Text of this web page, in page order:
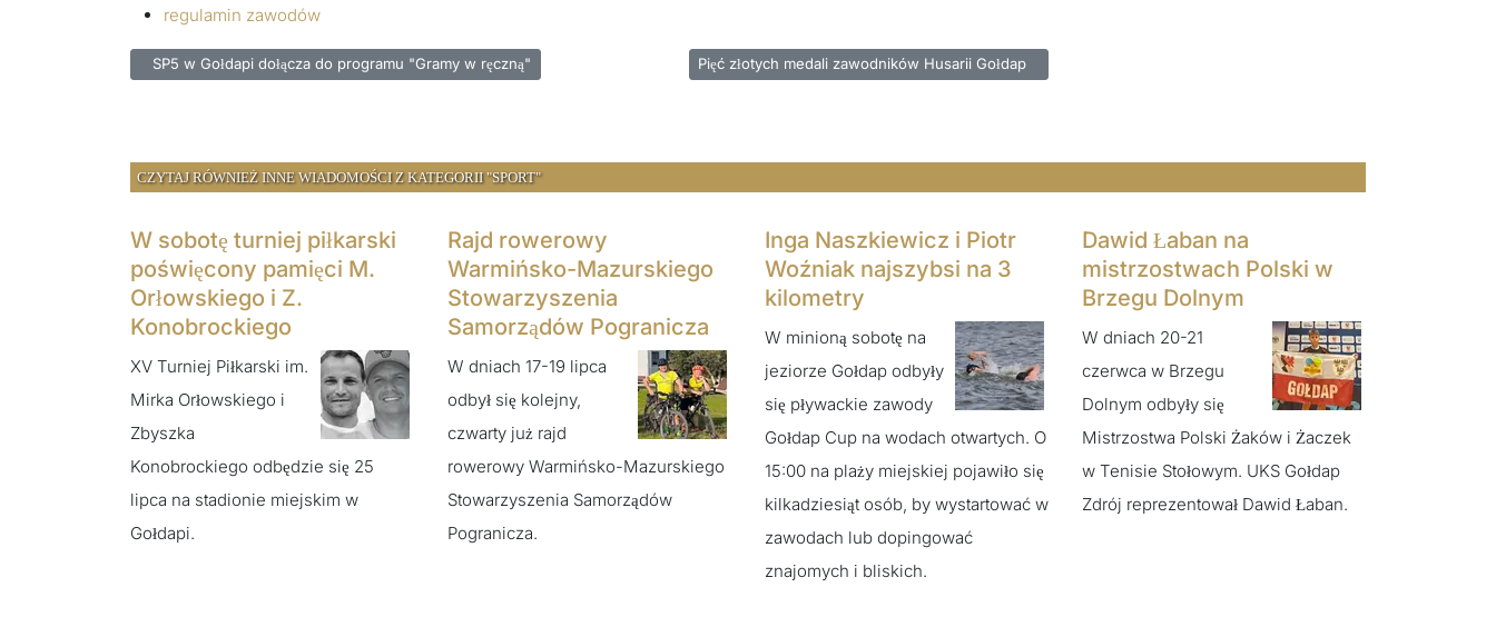
regulamin zawodów
Poprzednia strona: SP5 w Gołdapi dołącza do programu "Gramy w ręczną"
SP5 w Gołdapi dołącza do programu "Gramy w ręczną" Następna strona: Pięć złotych medali zawodników Husarii Gołdap
Pięć złotych medali zawodników Husarii Gołdap
CZYTAJ RÓWNIEŻ INNE WIADOMOŚCI Z KATEGORII "SPORT"
W sobotę turniej piłkarski
poświęcony pamięci M.
Orłowskiego i Z.
Konobrockiego
XV Turniej Piłkarski im.
Mirka Orłowskiego i
Zbyszka
Konobrockiego odbędzie się 25
lipca na stadionie miejskim w
Gołdapi.
Rajd rowerowy
Warmińsko-Mazurskiego
Stowarzyszenia
Samorządów Pogranicza
W dniach 17-19 lipca
odbył się kolejny,
czwarty już rajd
rowerowy Warmińsko-Mazurskiego
Stowarzyszenia Samorządów
Pogranicza.
Inga Naszkiewicz i Piotr
Woźniak najszybsi na 3
kilometry
W minioną sobotę na
jeziorze Gołdap odbyły
się pływackie zawody
Gołdap Cup na wodach otwartych. O
15:00 na plaży miejskiej pojawiło się
kilkadziesiąt osób, by wystartować w
zawodach lub dopingować
znajomych i bliskich.
Dawid Łaban na
mistrzostwach Polski w
Brzegu Dolnym
W dniach 20-21
czerwca w Brzegu
Dolnym odbyły się
Mistrzostwa Polski Żaków i Żaczek
w Tenisie Stołowym. UKS Gołdap
Zdrój reprezentował Dawid Łaban.